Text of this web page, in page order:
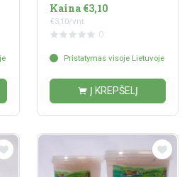
Kaina €3,10
€3,10/vnt.
0
Pristatymas visoje Lietuvoje
Į KREPŠELĮ